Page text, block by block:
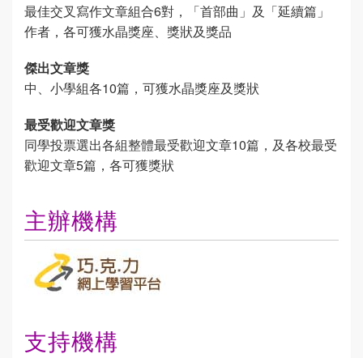
最佳交叉寫作文章組合6對，「首部曲」及「延續篇」
作者，各可獲水晶獎座、獎狀及獎品
傑出文章獎
中、小學組各10篇，可獲水晶獎座及獎狀
最受歡迎文章獎
同學投票選出各組整體最受歡迎文章10篇，及各校最受
歡迎文章5篇，各可獲獎狀
主辦機構
支持機構